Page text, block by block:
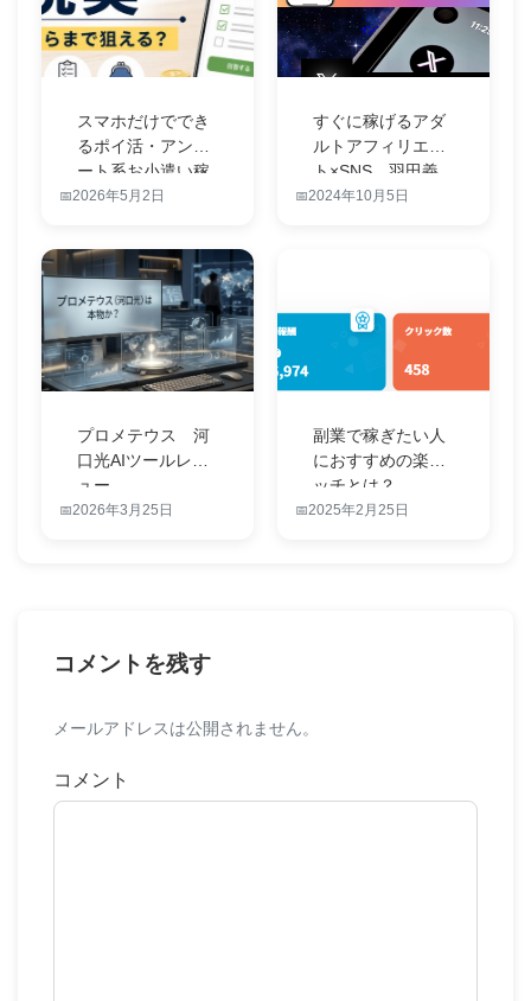
スマホだけででき
るポイ活・アンケ
ート系お小遣い稼
ぎのリアルな…
2026年5月2日
すぐに稼げるアダ
ルトアフィリエイ
ト×SNS 羽田義
和のノウハ…
2024年10月5日
プロメテウス 河
口光AIツールレビ
ュー
2026年3月25日
副業で稼ぎたい人
におすすめの楽リ
ッチとは？
2025年2月25日
コメントを残す
メールアドレスは公開されません。
コメント